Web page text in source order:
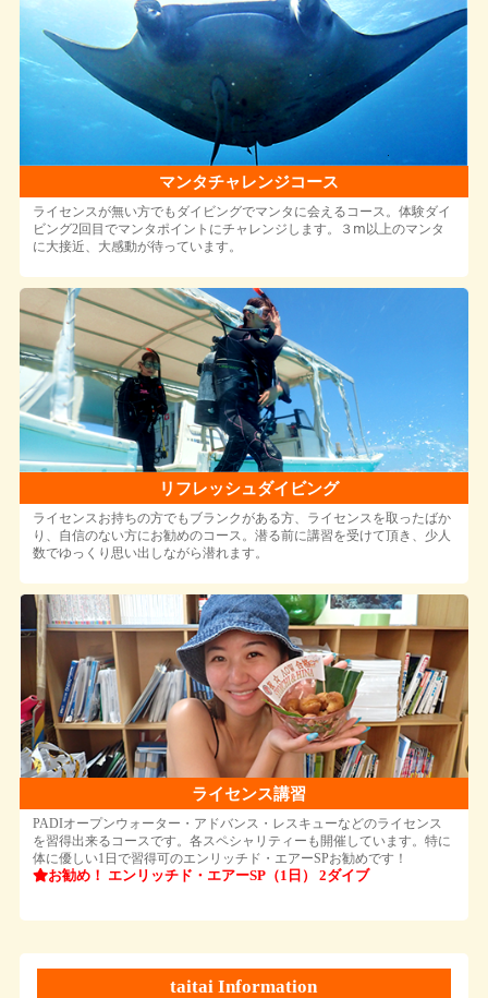
マンタチャレンジコース
ライセンスが無い方でもダイビングでマンタに会えるコース。体験ダイ
ビング2回目でマンタポイントにチャレンジします。３ⅿ以上のマンタ
に大接近、大感動が待っています。
リフレッシュダイビング
ライセンスお持ちの方でもブランクがある方、ライセンスを取ったばか
り、自信のない方にお勧めのコース。潜る前に講習を受けて頂き、少人
数でゆっくり思い出しながら潜れます。
ライセンス講習
PADIオープンウォーター・アドバンス・レスキューなどのライセンス
を習得出来るコースです。各スペシャリティーも開催しています。特に
体に優しい1日で習得可のエンリッチド・エアーSPお勧めです！
お勧め！ エンリッチド・エアーSP（1日） 2ダイブ
taitai Information